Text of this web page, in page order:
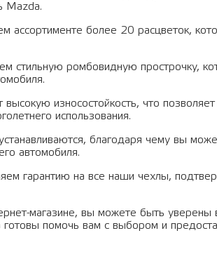
Mazda.
ассортименте более 20 расцветок,
стильную ромбовидную прострочку,
износостойкость, что позволяет
использования.
благодаря чему вы
автомобиля.
гарантию на все наши чехлы,
магазине, вы можете быть уверены
готовы помочь вам с выбором и